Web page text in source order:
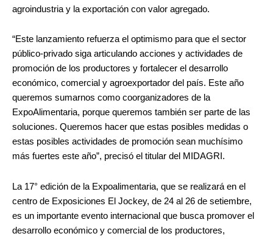
agroindustria y la exportación con valor agregado.
“Este lanzamiento refuerza el optimismo para que el sector
público-privado siga articulando acciones y actividades de
promoción de los productores y fortalecer el desarrollo
económico, comercial y agroexportador del país. Este año
queremos sumarnos como coorganizadores de la
ExpoAlimentaria, porque queremos también ser parte de las
soluciones. Queremos hacer que estas posibles medidas o
estas posibles actividades de promoción sean muchísimo
más fuertes este año”, precisó el titular del MIDAGRI.
La 17° edición de la Expoalimentaria, que se realizará en el
centro de Exposiciones El Jockey, de 24 al 26 de setiembre,
es un importante evento internacional que busca promover el
desarrollo económico y comercial de los productores,